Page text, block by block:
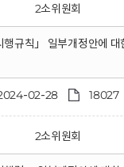
2소위원회
행규칙」 일부개정안에
02-28 18027
2소위원회